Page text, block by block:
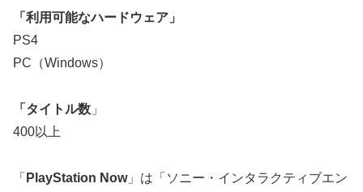
「利用可能なハードウェア」
PS4
PC（Windows）
「タイトル数 」
400以上
「 PlayStation Now」は「ソニー・インタラクティブエン